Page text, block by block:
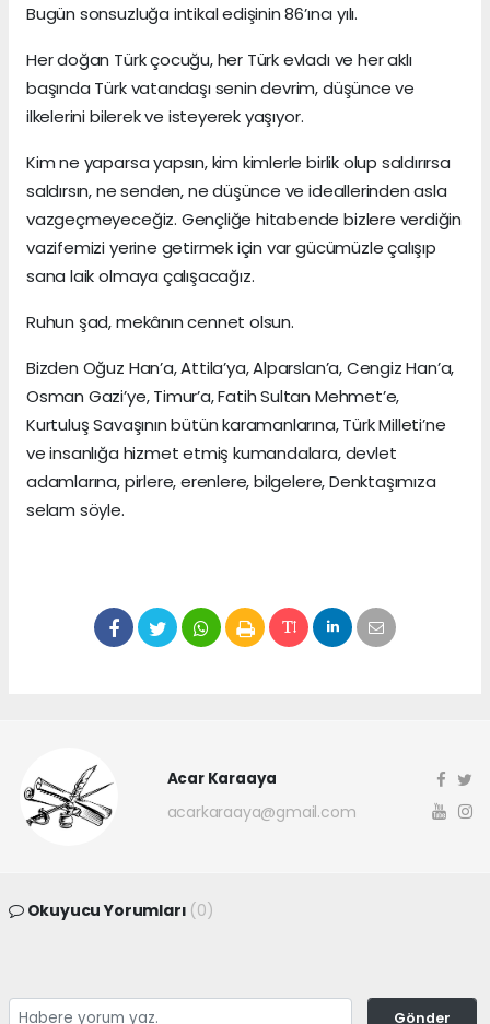
Bugün sonsuzluğa intikal edişinin 86’ıncı yılı.
Her doğan Türk çocuğu, her Türk evladı ve her aklı
başında Türk vatandaşı senin devrim, düşünce ve
ilkelerini bilerek ve isteyerek yaşıyor.
Kim ne yaparsa yapsın, kim kimlerle birlik olup saldırırsa
saldırsın, ne senden, ne düşünce ve ideallerinden asla
vazgeçmeyeceğiz. Gençliğe hitabende bizlere verdiğin
vazifemizi yerine getirmek için var gücümüzle çalışıp
sana laik olmaya çalışacağız.
Ruhun şad, mekânın cennet olsun.
Bizden Oğuz Han’a, Attila’ya, Alparslan’a, Cengiz Han’a,
Osman Gazi’ye, Timur’a, Fatih Sultan Mehmet’e,
Kurtuluş Savaşının bütün karamanlarına, Türk Milleti’ne
ve insanlığa hizmet etmiş kumandalara, devlet
adamlarına, pirlere, erenlere, bilgelere, Denktaşımıza
selam söyle.
Acar Karaaya
acarkaraaya@gmail.com
Okuyucu Yorumları (0)
Gönder